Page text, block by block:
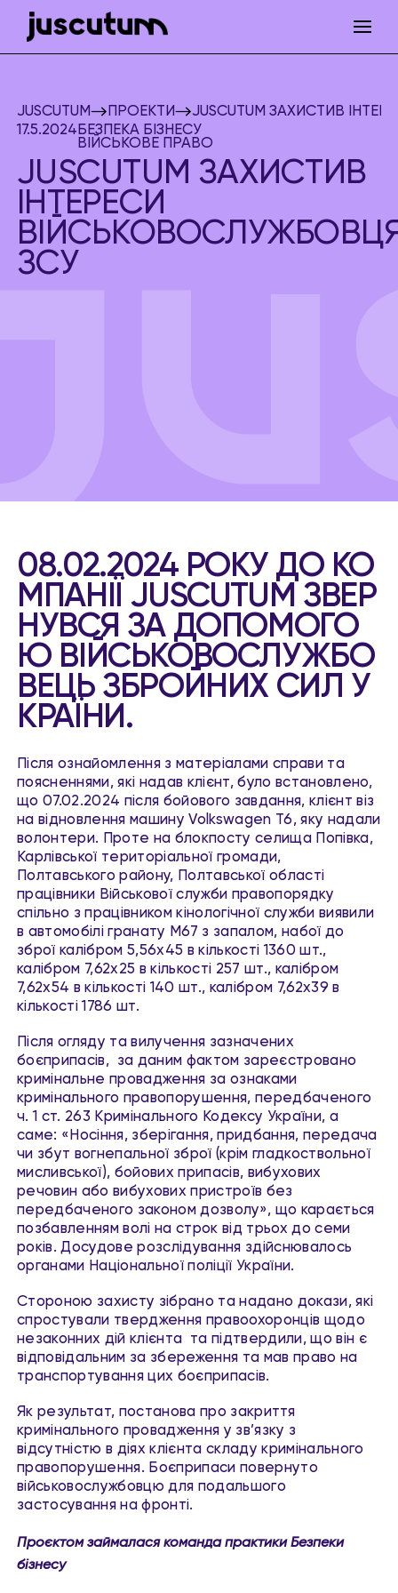
JUSCUTUM ПРОЕКТИ
JUSCUTUM ЗАХИСТИВ
17.5.2024 БЕЗПЕКА БІЗНЕСУ
ВІЙСЬКОВЕ ПРАВО
JUSCUTUM ЗАХИСТИВ
ІНТЕРЕСИ
ЗСУ
08.02.2024 РОКУ ДО КО
МПАНІЇ JUSCUTUM ЗВЕР
НУВСЯ ЗА ДОПОМОГО
Ю ВІЙСЬКОВОСЛУЖБО
ВЕЦЬ ЗБРОЙНИХ СИЛ У
КРАЇНИ.
Після ознайомлення з матеріалами справи та
поясненнями, які надав клієнт, було встановлено,
що 07.02.2024 після бойового завдання, клієнт віз
на відновлення машину Volkswagen T6, яку надали
волонтери. Проте на блокпосту селища Попівка,
Карлівської територіальної громади,
Полтавського району, Полтавської області
працівники Військової служби правопорядку
спільно з працівником кінологічної служби виявили
в автомобілі гранату М67 з запалом, набої до
зброї калібром 5,56х45 в кількості 1360 шт.,
калібром 7,62х25 в кількості 257 шт., калібром
7,62х54 в кількості 140 шт., калібром 7,62х39 в
кількості 1786 шт.
Після огляду та вилучення зазначених
боєприпасів, за даним фактом зареєстровано
кримінальне провадження за ознаками
кримінального правопорушення, передбаченого
ч. 1 ст. 263 Кримінального Кодексу України, а
саме: «Носіння, зберігання, придбання, передача
чи збут вогнепальної зброї (крім гладкоствольної
мисливської), бойових припасів, вибухових
речовин або вибухових пристроїв без
передбаченого законом дозволу», що карається
позбавленням волі на строк від трьох до семи
років. Досудове розслідування здійснювалось
органами Національної поліції України.
Стороною захисту зібрано та надано докази, які
спростували твердження правоохоронців щодо
незаконних дій клієнта та підтвердили, що він є
відповідальним за збереження та мав право на
транспортування цих боєприпасів.
Як результат, постанова про закриття
кримінального провадження у зв’язку з
відсутністю в діях клієнта складу кримінального
правопорушення. Боєприпаси повернуто
військовослужбовцю для подальшого
застосування на фронті.
Проєктом займалася команда практики Безпеки
бізнесу